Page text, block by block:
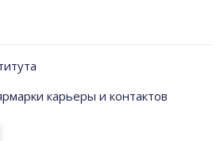
карьеры и контактов